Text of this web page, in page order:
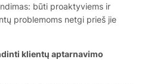
būti proaktyviems ir
problemoms netgi prieš jie
klientų aptarnavimo